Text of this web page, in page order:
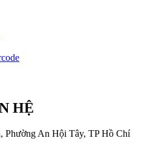
HỆ
Phường An Hội Tây, TP Hồ Chí